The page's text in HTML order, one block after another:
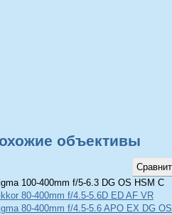
объективы
100-400mm f/5-6.3 DG OS HSM C
80-400mm f/4.5-5.6D ED AF VR
80-400mm f/4.5-5.6 APO EX DG OS